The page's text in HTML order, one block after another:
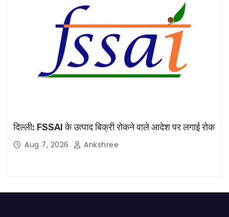
दिल्ली: FSSAI के उत्पाद बिक्री रोकने वाले आदेश पर लगाई रोक
Aug 7, 2026 Ankshree